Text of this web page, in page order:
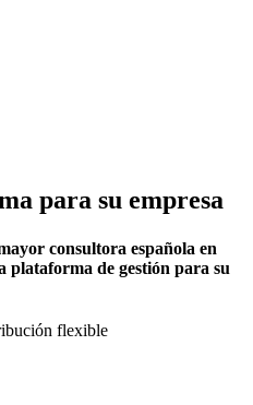
para su empresa
consultora española en
plataforma de gestión para su